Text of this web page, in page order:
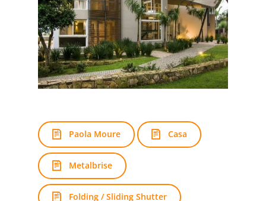
Paola Moure Casa
Metalbrise
Folding / Sliding Shutter